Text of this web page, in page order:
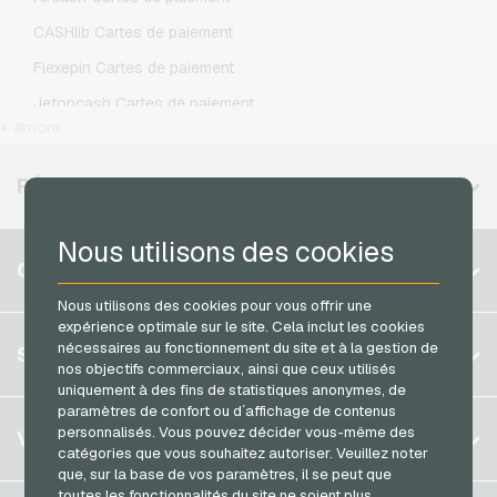
Nous utilisons des cookies
Nous utilisons des cookies pour vous offrir une
expérience optimale sur le site. Cela inclut les cookies
nécessaires au fonctionnement du site et à la gestion de
nos objectifs commerciaux, ainsi que ceux utilisés
uniquement à des fins de statistiques anonymes, de
paramètres de confort ou d´affichage de contenus
personnalisés. Vous pouvez décider vous-même des
catégories que vous souhaitez autoriser. Veuillez noter
que, sur la base de vos paramètres, il se peut que
CASHlib Cartes de paiement
Flexepin Cartes de paiement
Jetoncash Cartes de paiement
Neosurf Cartes de paiement
PCS Cartes de paiement
Razer Gold Cartes de paiement
Transcash Cartes de paiement
RÉGIONS DISPONIBLES
Belgique
Allemagne (DE)
Allemagne (EN)
France
Italie
Pays-bas
COMPTE
S´inscrire
S´inscrire
Mon panier
SERVICE
FAQ
Méthodes de paiement
VGO-SHOP